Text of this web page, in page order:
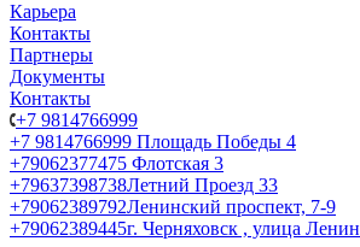
Карьера
Контакты
Партнеры
Документы
Контакты
+7 9814766999
+7 9814766999 Площадь Победы 4
+79062377475 Флотская 3
+79637398738Летний Проезд 33
+79062389792Ленинский проспект, 7-9
+79062389445г. Черняховск , улица